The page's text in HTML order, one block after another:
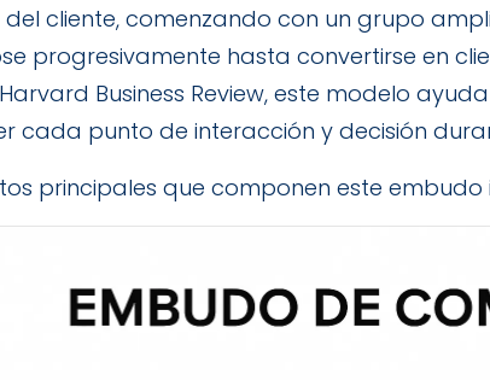
cliente, comenzando con un grupo
progresivamente hasta convertirse en
Business Review, este modelo
cada punto de interacción y decisión
principales que componen este embudo